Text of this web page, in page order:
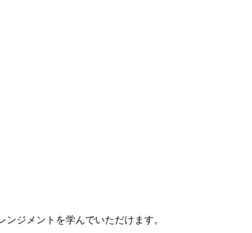
ジメントを学んでいただけます。